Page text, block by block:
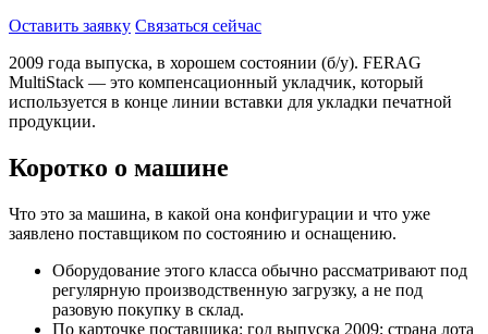
Оставить заявку Связаться сейчас
2009 года выпуска, в хорошем состоянии (б/у). FERAG
MultiStack — это компенсационный укладчик, который
используется в конце линии вставки для укладки печатной
продукции.
Коротко о машине
Что это за машина, в какой она конфигурации и что уже
заявлено поставщиком по состоянию и оснащению.
Оборудование этого класса обычно рассматривают под
регулярную производственную загрузку, а не под
разовую покупку в склад.
По карточке поставщика: год выпуска 2009; страна лота